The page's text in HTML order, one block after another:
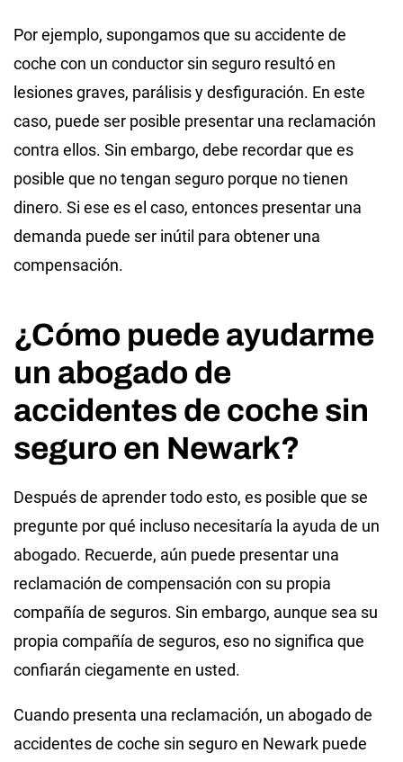
Por ejemplo, supongamos que su accidente de
coche con un conductor sin seguro resultó en
lesiones graves, parálisis y desfiguración. En este
caso, puede ser posible presentar una reclamación
contra ellos. Sin embargo, debe recordar que es
posible que no tengan seguro porque no tienen
dinero. Si ese es el caso, entonces presentar una
demanda puede ser inútil para obtener una
compensación.
¿Cómo puede ayudarme
un abogado de
accidentes de coche sin
seguro en Newark?
Después de aprender todo esto, es posible que se
pregunte por qué incluso necesitaría la ayuda de un
abogado. Recuerde, aún puede presentar una
reclamación de compensación con su propia
compañía de seguros. Sin embargo, aunque sea su
propia compañía de seguros, eso no significa que
confiarán ciegamente en usted.
Cuando presenta una reclamación, un abogado de
accidentes de coche sin seguro en Newark puede